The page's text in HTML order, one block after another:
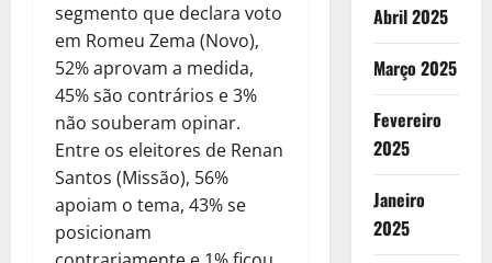
segmento que declara voto
em Romeu Zema (Novo),
52% aprovam a medida,
45% são contrários e 3%
não souberam opinar.
Entre os eleitores de Renan
Santos (Missão), 56%
apoiam o tema, 43% se
posicionam
Abril 2025
Março 2025
Fevereiro
2025
Janeiro
2025